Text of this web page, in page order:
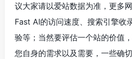
议大家请以爱站数据为准，更多
Fast AI的访问速度、搜索引擎收
验等；当然要评估一个站的价值
您自身的需求以及需要，一些确